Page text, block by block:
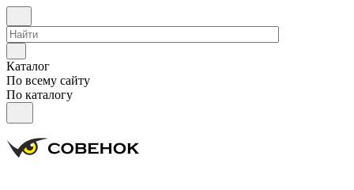
Каталог
По всему сайту
По каталогу